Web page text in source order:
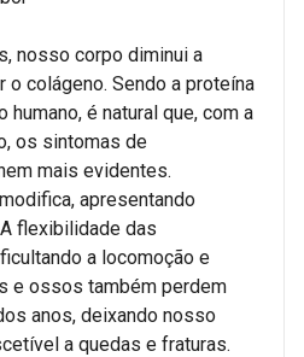
nosso corpo diminui a
o colágeno. Sendo a proteína
é natural que, com a
os sintomas de
mais evidentes.
apresentando
flexibilidade das
a locomoção e
e ossos também perdem
anos, deixando nosso
a quedas e fraturas.